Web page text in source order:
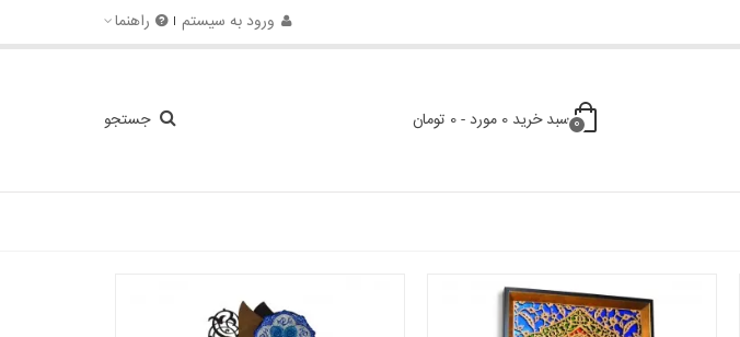
ورود به سیستم راهنما
0سبد خرید 0 مورد -0 تومان جستجو